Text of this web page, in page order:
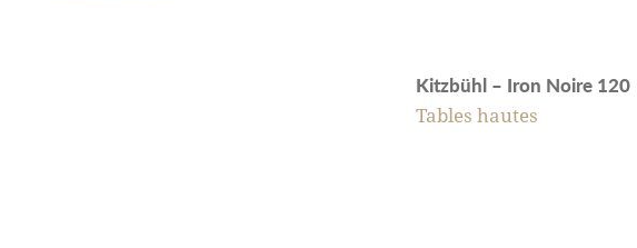
Kitzbühl – Iron Noire 120
Tables hautes